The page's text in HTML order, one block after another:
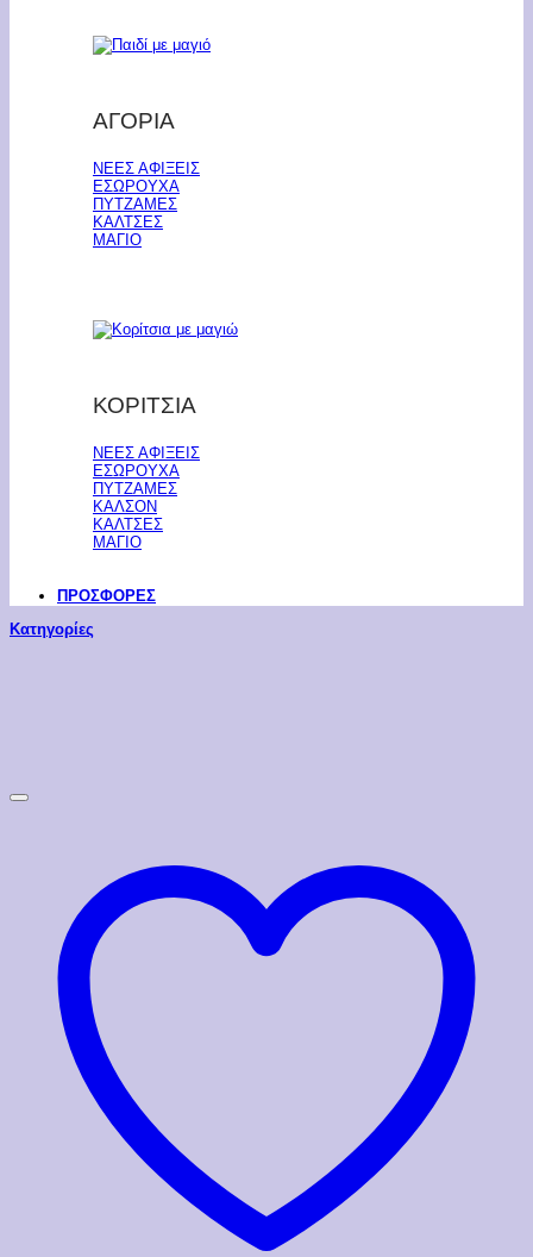
ΑΓΟΡΙΑ
ΝΕΕΣ ΑΦΙΞΕΙΣ
ΕΣΩΡΟΥΧΑ
ΠΥΤΖΑΜΕΣ
ΚΑΛΤΣΕΣ
ΜΑΓΙΟ
ΚΟΡΙΤΣΙΑ
ΝΕΕΣ ΑΦΙΞΕΙΣ
ΕΣΩΡΟΥΧΑ
ΠΥΤΖΑΜΕΣ
ΚΑΛΣΟΝ
ΚΑΛΤΣΕΣ
ΜΑΓΙΟ
ΠΡΟΣΦΟΡΕΣ
Κατηγορίες